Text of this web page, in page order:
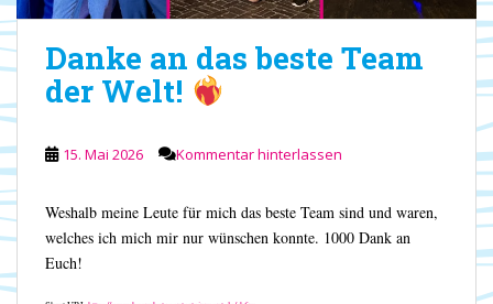
Danke an das beste Team
der Welt!
15. Mai 2026 Kommentar hinterlassen
Weshalb meine Leute für mich das beste Team sind und waren,
welches ich mich mir nur wünschen konnte. 1000 Dank an
Euch!